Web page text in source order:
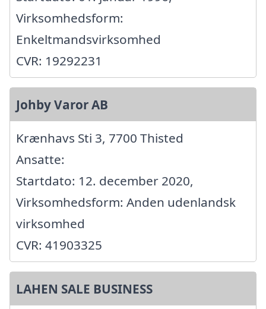
Virksomhedsform:
Enkeltmandsvirksomhed
CVR: 19292231
Johby Varor AB
Krænhavs Sti 3, 7700 Thisted
Ansatte:
Startdato: 12. december 2020,
Virksomhedsform: Anden udenlandsk
virksomhed
CVR: 41903325
LAHEN SALE BUSINESS